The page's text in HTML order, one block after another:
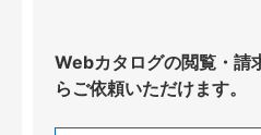
Webカタログの閲覧・請
らご依頼いただけます。